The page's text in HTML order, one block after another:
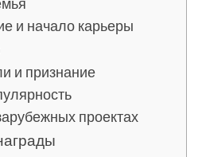
и начало карьеры
и признание
проектах